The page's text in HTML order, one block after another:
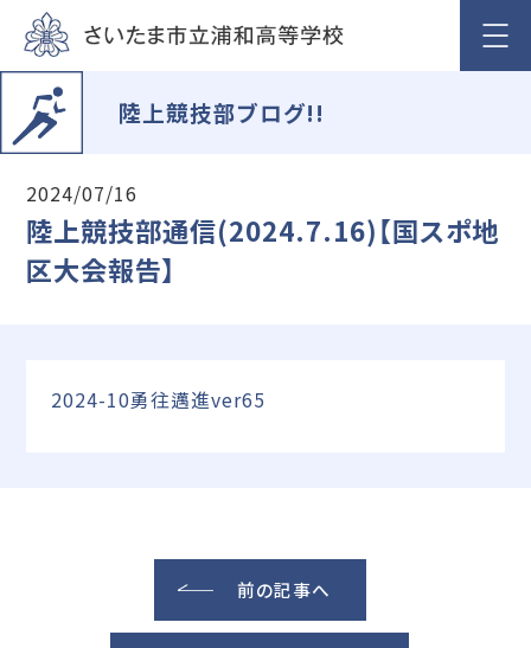
陸上競技部ブログ!!
2024/07/16
陸上競技部通信(2024.7.16)【国スポ地
区大会報告】
2024-10勇往邁進ver65
前の記事へ